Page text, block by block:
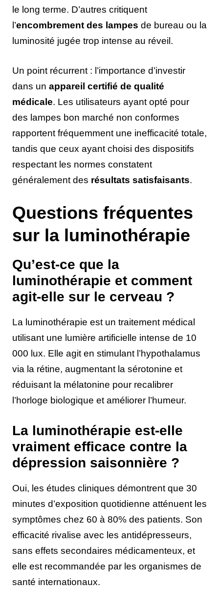
le long terme. D’autres critiquent
l’encombrement des lampes de bureau ou la
luminosité jugée trop intense au réveil.
Un point récurrent : l’importance d’investir
dans un appareil certifié de qualité
médicale. Les utilisateurs ayant opté pour
des lampes bon marché non conformes
rapportent fréquemment une inefficacité totale,
tandis que ceux ayant choisi des dispositifs
respectant les normes constatent
généralement des résultats satisfaisants.
Questions fréquentes
sur la luminothérapie
Qu’est-ce que la
luminothérapie et comment
agit-elle sur le cerveau ?
La luminothérapie est un traitement médical
utilisant une lumière artificielle intense de 10
000 lux. Elle agit en stimulant l’hypothalamus
via la rétine, augmentant la sérotonine et
réduisant la mélatonine pour recalibrer
l’horloge biologique et améliorer l’humeur.
La luminothérapie est-elle
vraiment efficace contre la
dépression saisonnière ?
Oui, les études cliniques démontrent que 30
minutes d’exposition quotidienne atténuent les
symptômes chez 60 à 80% des patients. Son
efficacité rivalise avec les antidépresseurs,
sans effets secondaires médicamenteux, et
elle est recommandée par les organismes de
santé internationaux.